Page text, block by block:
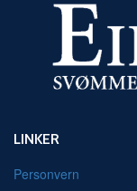
LINKER
Personvern